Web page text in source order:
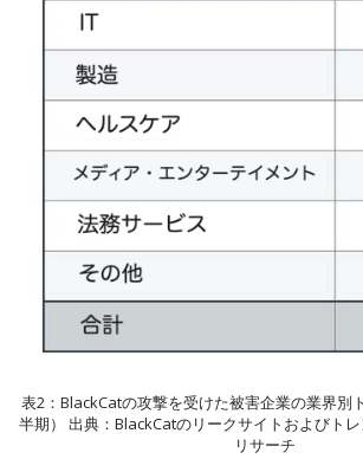
表2：BlackCatの攻撃を受けた被害企業の業界別
半期） 出典：BlackCatのリークサイトおよびト
リサーチ